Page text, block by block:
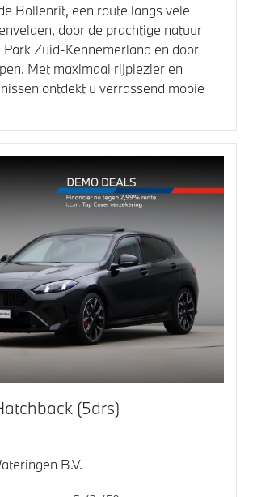
Bollenrit, een route langs vele
door de prachtige natuur
Zuid-Kennemerland en door
Met maximaal rijplezier en
ontdekt u verrassend mooie
(5drs)
B.V.